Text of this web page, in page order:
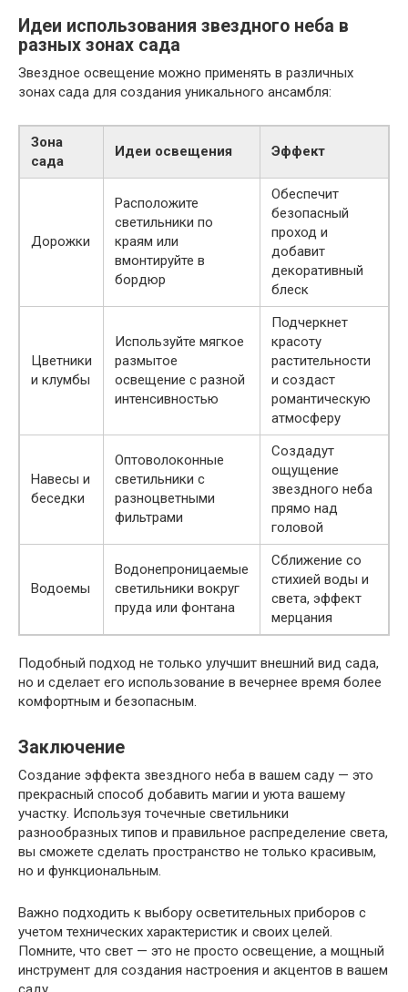
Идеи использования звездного неба в
разных зонах сада
Звездное освещение можно применять в различных
зонах сада для создания уникального ансамбля:
Зона
сада
Идеи освещения Эффект
Дорожки
Расположите
светильники по
краям или
вмонтируйте в
бордюр
Обеспечит
безопасный
проход и
добавит
декоративный
блеск
Цветники
и клумбы
Используйте мягкое
размытое
освещение с разной
интенсивностью
Подчеркнет
красоту
растительности
и создаст
романтическую
атмосферу
Навесы и
беседки
Оптоволоконные
светильники с
разноцветными
фильтрами
Создадут
ощущение
звездного неба
прямо над
головой
Водоемы
Водонепроницаемые
светильники вокруг
пруда или фонтана
Сближение со
стихией воды и
света, эффект
мерцания
Подобный подход не только улучшит внешний вид сада,
но и сделает его использование в вечернее время более
комфортным и безопасным.
Заключение
Создание эффекта звездного неба в вашем саду — это
прекрасный способ добавить магии и уюта вашему
участку. Используя точечные светильники
разнообразных типов и правильное распределение света,
вы сможете сделать пространство не только красивым,
но и функциональным.
Важно подходить к выбору осветительных приборов с
учетом технических характеристик и своих целей.
Помните, что свет — это не просто освещение, а мощный
инструмент для создания настроения и акцентов в вашем